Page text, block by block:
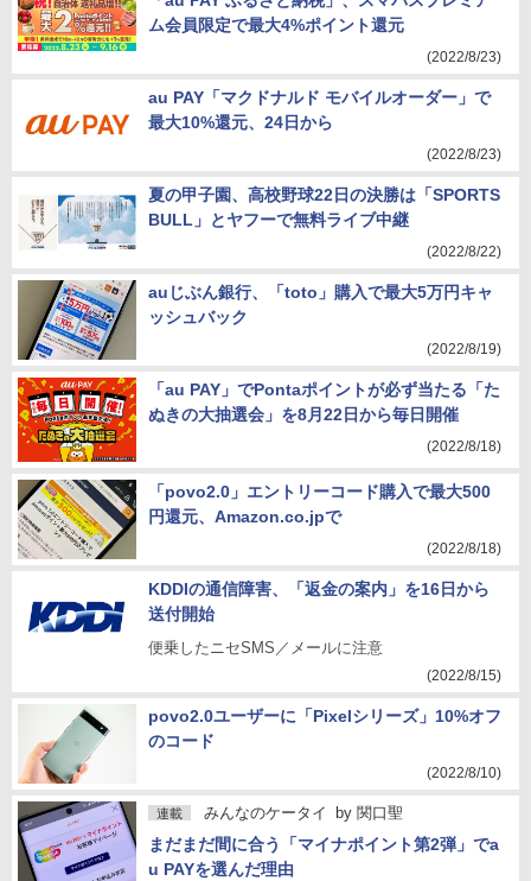
ム会員限定で最大4%ポイント還元
(2022/8/23)
au PAY「マクドナルド モバイルオーダー」で
最大10%還元、24日から
(2022/8/23)
夏の甲子園、高校野球22日の決勝は「SPORTS
BULL」とヤフーで無料ライブ中継
(2022/8/22)
auじぶん銀行、「toto」購入で最大5万円キャ
ッシュバック
(2022/8/19)
「au PAY」でPontaポイントが必ず当たる「た
ぬきの大抽選会」を8月22日から毎日開催
(2022/8/18)
「povo2.0」エントリーコード購入で最大500
円還元、Amazon.co.jpで
(2022/8/18)
KDDIの通信障害、「返金の案内」を16日から
送付開始
便乗したニセSMS／メールに注意
(2022/8/15)
povo2.0ユーザーに「Pixelシリーズ」10%オフ
のコード
(2022/8/10)
連載 みんなのケータイ by 関口聖
まだまだ間に合う「マイナポイント第2弾」でa
u PAYを選んだ理由